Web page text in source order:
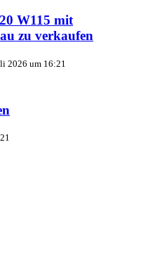
W115 mit
zu verkaufen
2026 um 16:21